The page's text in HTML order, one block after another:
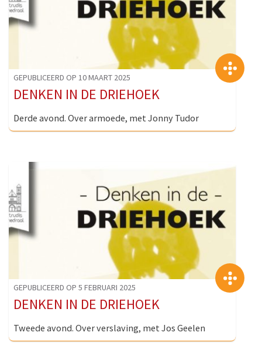
GEPUBLICEERD OP 10 MAART 2025
DENKEN IN DE DRIEHOEK
Derde avond. Over armoede, met Jonny Tudor
GEPUBLICEERD OP 5 FEBRUARI 2025
DENKEN IN DE DRIEHOEK
Tweede avond. Over verslaving, met Jos Geelen